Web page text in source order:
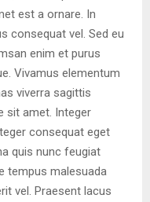
est a ornare. In
consequat vel. Sed eu
enim et purus
Vivamus elementum
viverra sagittis
sit amet. Integer
consequat eget
quis nunc feugiat
tempus malesuada
vel. Praesent lacus